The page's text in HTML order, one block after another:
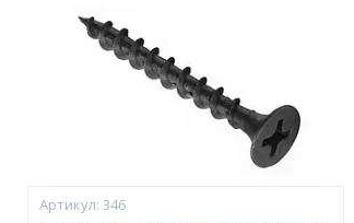
346